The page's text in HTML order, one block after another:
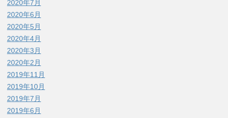
2020年7月
2020年6月
2020年5月
2020年4月
2020年3月
2020年2月
2019年11月
2019年10月
2019年7月
2019年6月